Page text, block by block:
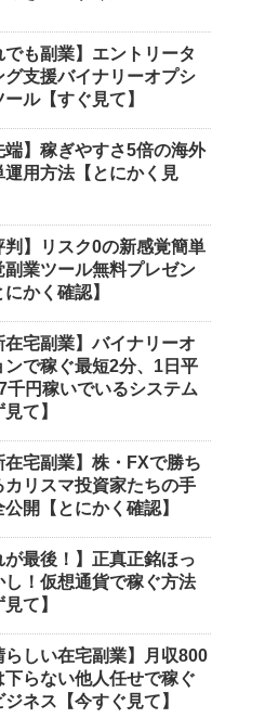
でも副業】エントリータ
グ支援バイナリーオプシ
ール【すぐ見て】
端】稼ぎやすさ5倍の海外
運用方法【とにかく見
判】リスク0の新感覚簡単
副業ツール無料プレゼン
にかく確認】
在宅副業】バイナリーオ
ンで稼ぐ最短2分、1日平
千円稼いでいるシステム
見て】
在宅副業】株・FXで勝ち
カリスマ投資家たちの手
開【とにかく確認】
が最後！】正真正銘ほっ
し！仮想通貨で稼ぐ方法
見て】
らしい在宅副業】月収800
下らない他人任せで稼ぐ
ジネス【今すぐ見て】